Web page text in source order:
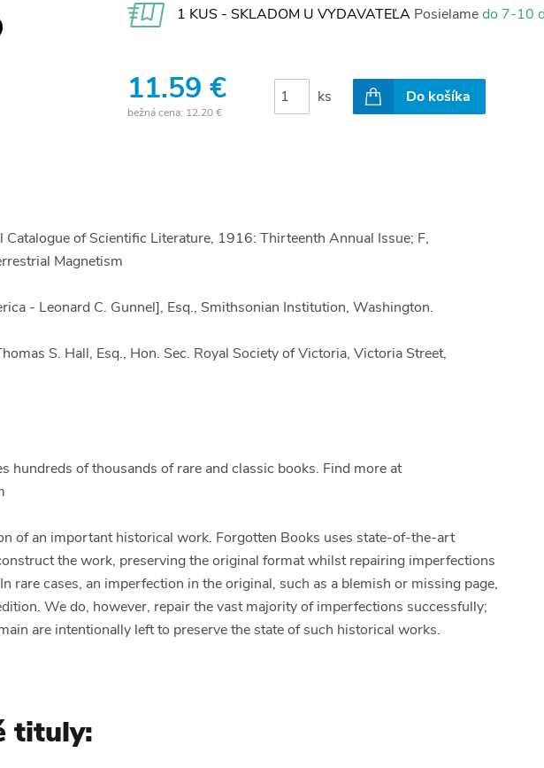
1 KUS - SKLADOM U VYDAVATEĽA Posielamedo 7-10
11.59 €
bežná cena: 12.20 €
ks Do košíka
Catalogue of Scientific Literature, 1916: Thirteenth Annual Issue; F,
Magnetism
- Leonard C. Gunnel], Esq., Smithsonian Institution, Washington.
S. Hall, Esq., Hon. Sec. Royal Society of Victoria, Victoria Street,
hundreds of thousands of rare and classic books. Find more at
of an important historical work. Forgotten Books uses state-of-the-art
the work, preserving the original format whilst repairing imperfections
rare cases, an imperfection in the original, such as a blemish or missing page,
We do, however, repair the vast majority of imperfections successfully;
are intentionally left to preserve the state of such historical works.
tituly: